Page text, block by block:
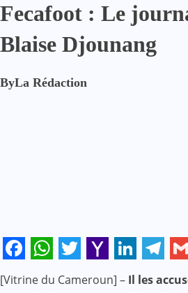
Fecafoot : Le
Blaise Djounang
ByLa Rédaction
Facebook
WhatsApp
Twitter
Yahoo
[Vitrine du Cameroun] – Il les